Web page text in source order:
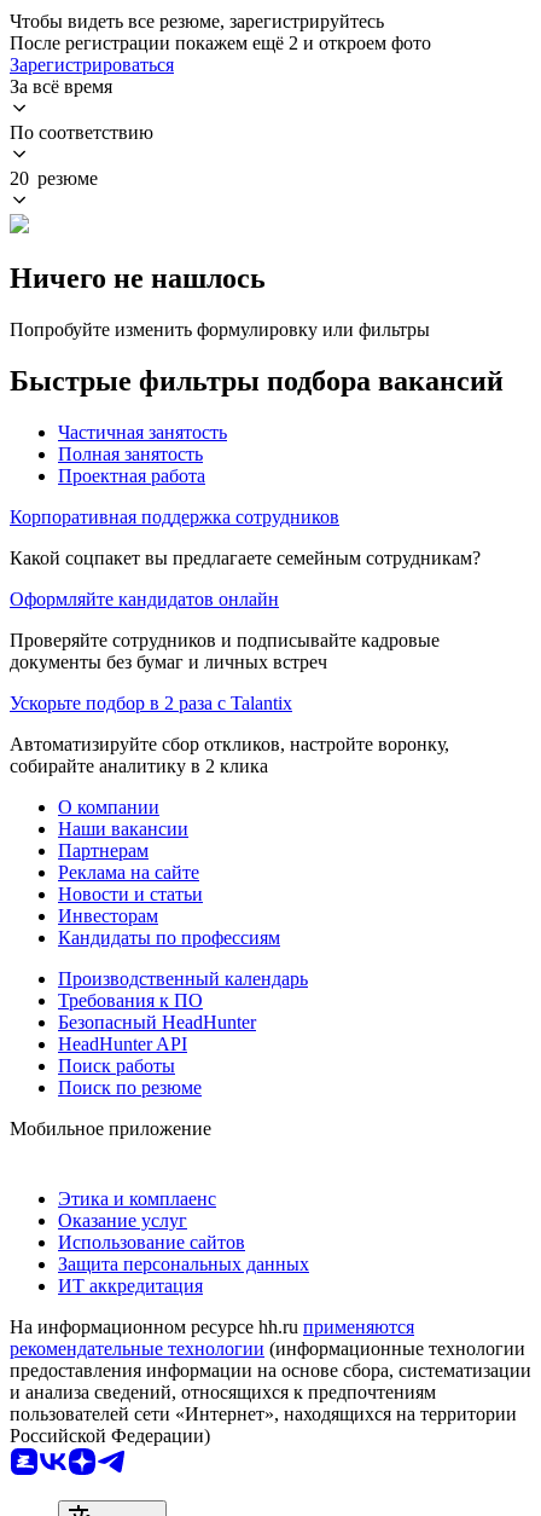
Чтобы видеть все резюме, зарегистрируйтесь
После регистрации покажем ещё 2 и откроем фото
Зарегистрироваться
За всё время
По соответствию
20 резюме
Ничего не нашлось
Попробуйте изменить формулировку или фильтры
Быстрые фильтры подбора вакансий
Частичная занятость
Полная занятость
Проектная работа
Корпоративная поддержка сотрудников
Какой соцпакет вы предлагаете семейным сотрудникам?
Оформляйте кандидатов онлайн
Проверяйте сотрудников и подписывайте кадровые
документы без бумаг и личных встреч
Ускорьте подбор в 2 раза с Talantix
Автоматизируйте сбор откликов, настройте воронку,
собирайте аналитику в 2 клика
О компании
Наши вакансии
Партнерам
Реклама на сайте
Новости и статьи
Инвесторам
Кандидаты по профессиям
Производственный календарь
Требования к ПО
Безопасный HeadHunter
HeadHunter API
Поиск работы
Поиск по резюме
Мобильное приложение
Этика и комплаенс
Оказание услуг
Использование сайтов
Защита персональных данных
ИТ аккредитация
На информационном ресурсе hh.ru применяются
рекомендательные технологии (информационные технологии
предоставления информации на основе сбора, систематизации
и анализа сведений, относящихся к предпочтениям
пользователей сети «Интернет», находящихся на территории
Российской Федерации)